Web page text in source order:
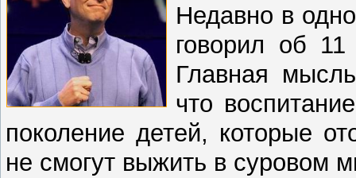
Недавно в
говорил об
Главная
что
поколение детей, которые
не смогут выжить в суровом